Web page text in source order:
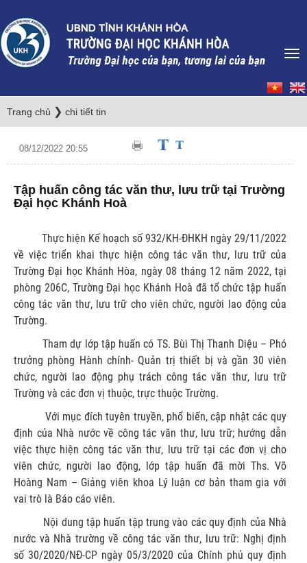
Trang chủ ❯ chi tiết tin
08/12/2022 20:55
Tập huấn công tác văn thư, lưu trữ tại Trường
Đại học Khánh Hoà
Thực hiện Kế hoạch số 932/KH-ĐHKH ngày 29/11/2022
về việc triển khai thực hiện công tác văn thư, lưu trữ của
Trường Đại học Khánh Hòa, ngày 08 tháng 12 năm 2022, tại
phòng 206C, Trường Đại học Khánh Hoà đã tổ chức tập huấn
công tác văn thư, lưu trữ cho viên chức, người lao động của
Trường.
Tham dự lớp tập huấn có TS. Bùi Thị Thanh Diệu – Phó
trưởng phòng Hành chính- Quản trị thiết bị và gần 30 viên
chức, người lao động phụ trách công tác văn thư, lưu trữ
Trường và các đơn vị thuộc, trực thuộc Trường.
Với mục đích tuyên truyền, phổ biến, cập nhật các quy
định của Nhà nước về công tác văn thư, lưu trữ; hướng dẫn
việc thực hiện công tác văn thư, lưu trữ tại các đơn vị cho
viên chức, người lao động, lớp tập huấn đã mời Ths. Võ
Hoàng Nam – Giảng viên khoa Lý luận cơ bản tham gia với
vai trò là Báo cáo viên.
Nội dung tập huấn tập trung vào các quy định của Nhà
nước và Nhà trường về công tác văn thư, lưu trữ: Nghị định
số 30/2020/NĐ-CP ngày 05/3/2020 của Chính phủ quy định